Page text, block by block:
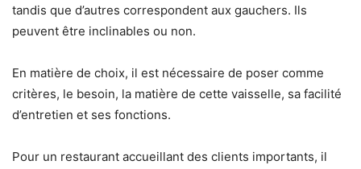
tandis que d’autres correspondent aux gauchers. Ils
peuvent être inclinables ou non.
En matière de choix, il est nécessaire de poser comme
critères, le besoin, la matière de cette vaisselle, sa facilité
d’entretien et ses fonctions.
Pour un restaurant accueillant des clients importants, il